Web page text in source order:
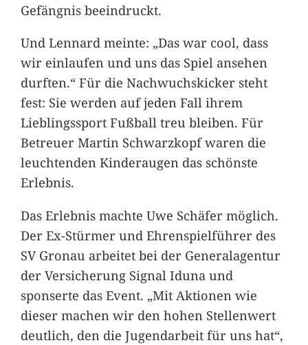
Gefängnis beeindruckt.
Und Lennard meinte: „Das war cool, dass
wir einlaufen und uns das Spiel ansehen
durften.“ Für die Nachwuchskicker steht
fest: Sie werden auf jeden Fall ihrem
Lieblingssport Fußball treu bleiben. Für
Betreuer Martin Schwarzkopf waren die
leuchtenden Kinderaugen das schönste
Erlebnis.
Das Erlebnis machte Uwe Schäfer möglich.
Der Ex-Stürmer und Ehrenspielführer des
SV Gronau arbeitet bei der Generalagentur
der Versicherung Signal Iduna und
sponserte das Event. „Mit Aktionen wie
dieser machen wir den hohen Stellenwert
deutlich, den die Jugendarbeit für uns hat“,